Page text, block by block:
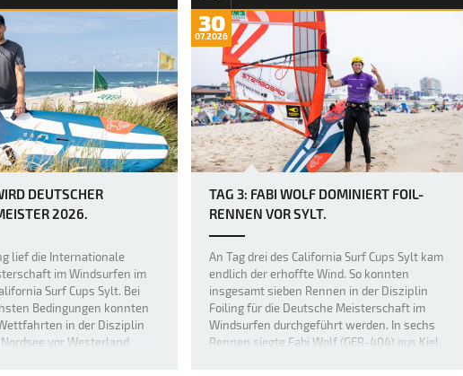
DEUTSCHER
2026.
lief die Internationale
im Windsurfen im
Surf Cups Sylt. Bei
Bedingungen konnten
in der Disziplin
vor Westerland
30
07.2026
TAG 3: FABI WOLF DOMINIERT FOIL-
RENNEN VOR SYLT.
An Tag drei des California Surf Cups Sylt kam
endlich der erhoffte Wind. So konnten
insgesamt sieben Rennen in der Disziplin
Foiling für die Deutsche Meisterschaft im
Windsurfen durchgeführt werden. In sechs
Rennen siegte Fabi Wolf (GER-404) aus Kiel.